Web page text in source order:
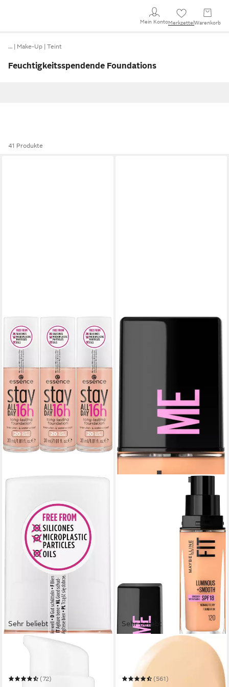
Mein KontoMerkzettel Warenkorb
… Make-Up Teint
Feuchtigkeitsspendende Foundations
41 Produkte
Sehr beliebt
ESSENCE
Foundation STAY ALL DAY
FOUNDATION
(72)
Sehr beliebt
MAYBELLINE NEW YORK
Foundation FIT ME! LIQUID
MAKE-UP
(561)